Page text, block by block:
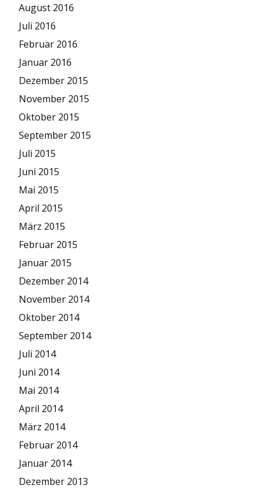
August 2016
Juli 2016
Februar 2016
Januar 2016
Dezember 2015
November 2015
Oktober 2015
September 2015
Juli 2015
Juni 2015
Mai 2015
April 2015
März 2015
Februar 2015
Januar 2015
Dezember 2014
November 2014
Oktober 2014
September 2014
Juli 2014
Juni 2014
Mai 2014
April 2014
März 2014
Februar 2014
Januar 2014
Dezember 2013